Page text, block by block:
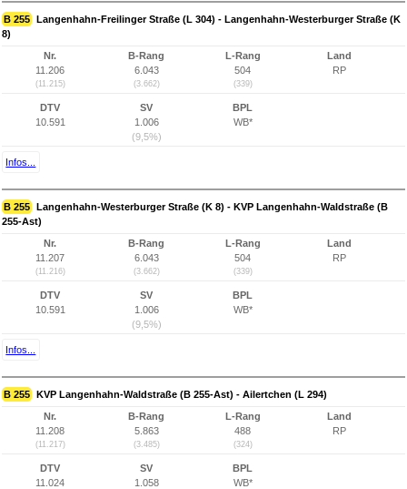
B 255 Langenhahn-Freilinger Straße (L 304) - Langenhahn-Westerburger Straße (K
8)
Nr.
11.206
(11.215)
B-Rang
6.043
(3.662)
L-Rang
504
(339)
Land
RP
DTV
10.591
SV
1.006
(9,5%)
BPL
WB*
Infos...
B 255 Langenhahn-Westerburger Straße (K 8) - KVP Langenhahn-Waldstraße (B
255-Ast)
Nr.
11.207
(11.216)
B-Rang
6.043
(3.662)
L-Rang
504
(339)
Land
RP
DTV
10.591
SV
1.006
(9,5%)
BPL
WB*
Infos...
B 255 KVP Langenhahn-Waldstraße (B 255-Ast) - Ailertchen (L 294)
Nr.
11.208
(11.217)
B-Rang
5.863
(3.485)
L-Rang
488
(324)
Land
RP
DTV
11.024
SV
1.058
BPL
WB*